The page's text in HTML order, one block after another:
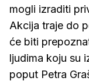
mogli izraditi
Akcija traje do
će biti
ljudima koju su
poput Petra